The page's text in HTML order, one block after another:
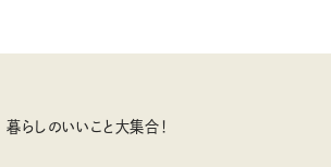
暮らしのいいこと大集合！